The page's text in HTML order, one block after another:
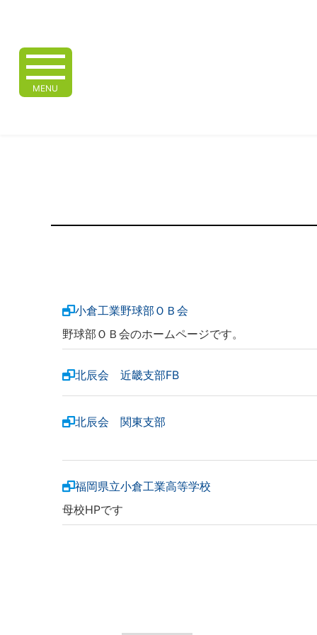
MENU
小倉工業野球部ＯＢ会
野球部ＯＢ会のホームページです。
北辰会 近畿支部FB
北辰会 関東支部
福岡県立小倉工業高等学校
母校HPです